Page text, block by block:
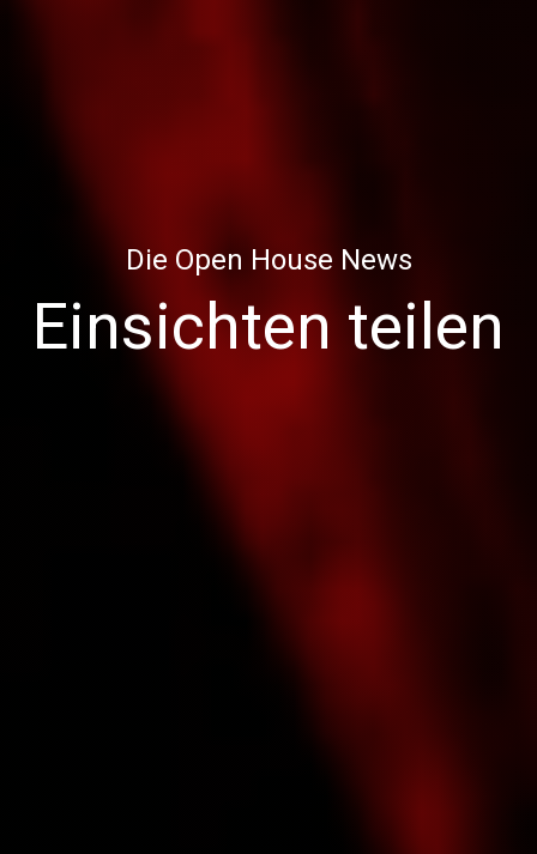
Die Open House News
Einsichten teilen